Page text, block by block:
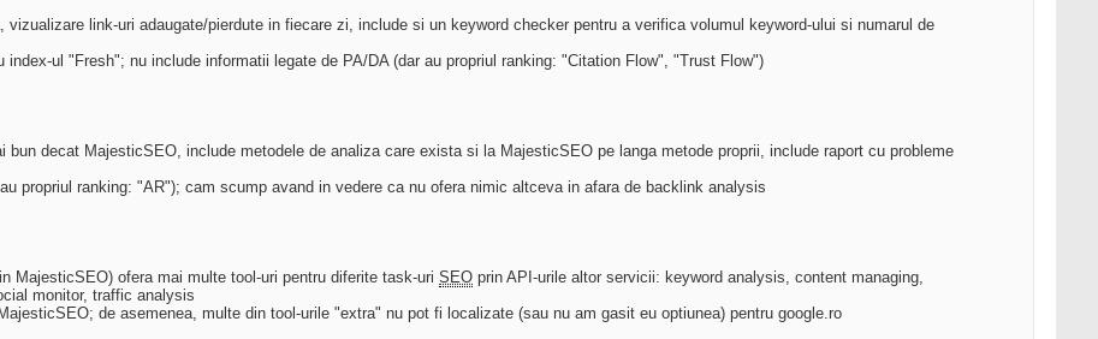
link-uri adaugate/pierdute in fiecare zi, include si un keyword checker pentru a verifica volumul keyword-ului si numarul de
ul "Fresh"; nu include informatii legate de PA/DA (dar au propriul ranking: "Citation Flow", "Trust Flow")
decat MajesticSEO, include metodele de analiza care exista si la MajesticSEO pe langa metode proprii, include raport cu probleme
propriul ranking: "AR"); cam scump avand in vedere ca nu ofera nimic altceva in afara de backlink analysis
MajesticSEO) ofera mai multe tool-uri pentru diferite task-uri SEO prin API-urile altor servicii: keyword analysis, content managing,
monitor, traffic analysis
de asemenea, multe din tool-urile "extra" nu pot fi localizate (sau nu am gasit eu optiunea) pentru google.ro